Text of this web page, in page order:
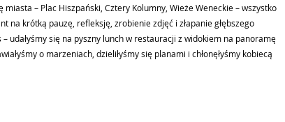
miasta – Plac Hiszpański, Cztery Kolumny, Wieże Weneckie – wszystko
na krótką pauzę, refleksję, zrobienie zdjęć i złapanie głębszego
udałyśmy się na pyszny lunch w restauracji z widokiem na panoramę
o marzeniach, dzieliłyśmy się planami i chłonęłyśmy kobiecą